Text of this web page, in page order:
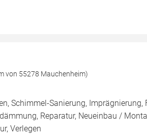
von 55278 Mauchenheim)
Schimmel-Sanierung,
Reparatur, Neueinbau /
Verlegen